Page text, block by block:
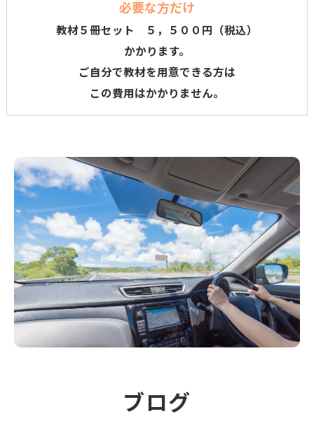
必要な方だけ
教材５冊セット ５，５００円（税込）
かかります。
ご自分で教材を用意できる方は
この費用はかかりません。
ブログ